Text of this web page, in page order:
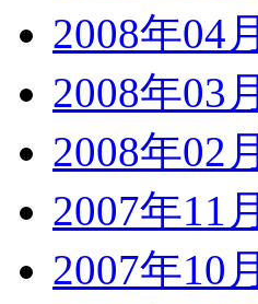
2008年04月
2008年03月
2008年02月
2007年11月
2007年10月